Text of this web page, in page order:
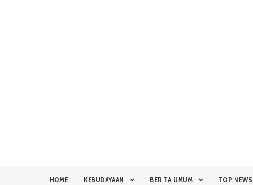
HOME KEBUDAYAAN BERITA UMUM TOP NEWS